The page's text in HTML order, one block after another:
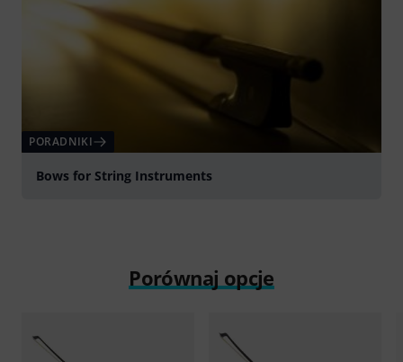
PORADNIKI
Bows for String Instruments
Porównaj opcje